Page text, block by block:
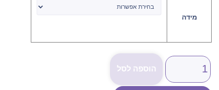
מידה
הוספה לסל